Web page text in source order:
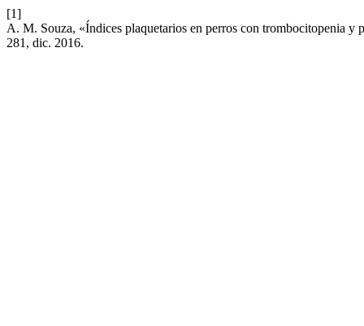
[1]
A. M. Souza, «Índices plaquetarios en perros con trombocitopenia y
281, dic. 2016.